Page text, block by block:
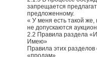
запрещается
предложенному.
« У меня есть такой
не допускаются
2.2 Правила раздела
Имею»
Правила этих
«продам».